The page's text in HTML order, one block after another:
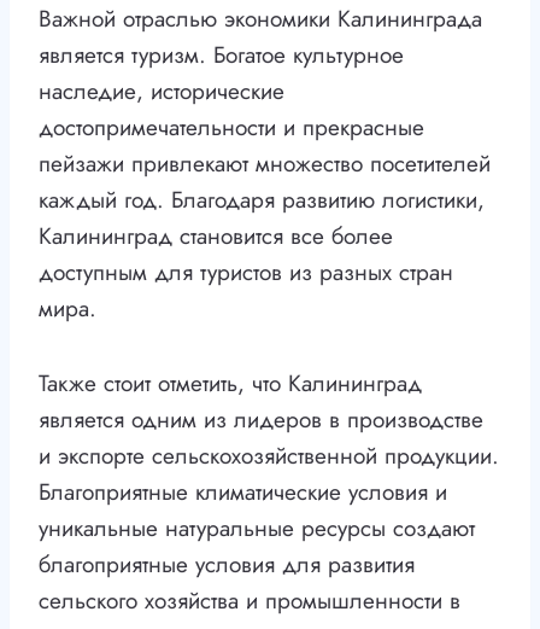
Важной отраслью экономики Калининграда
является туризм. Богатое культурное
наследие, исторические
достопримечательности и прекрасные
пейзажи привлекают множество посетителей
каждый год. Благодаря развитию логистики,
Калининград становится все более
доступным для туристов из разных стран
мира.
Также стоит отметить, что Калининград
является одним из лидеров в производстве
и экспорте сельскохозяйственной продукции.
Благоприятные климатические условия и
уникальные натуральные ресурсы создают
благоприятные условия для развития
сельского хозяйства и промышленности в